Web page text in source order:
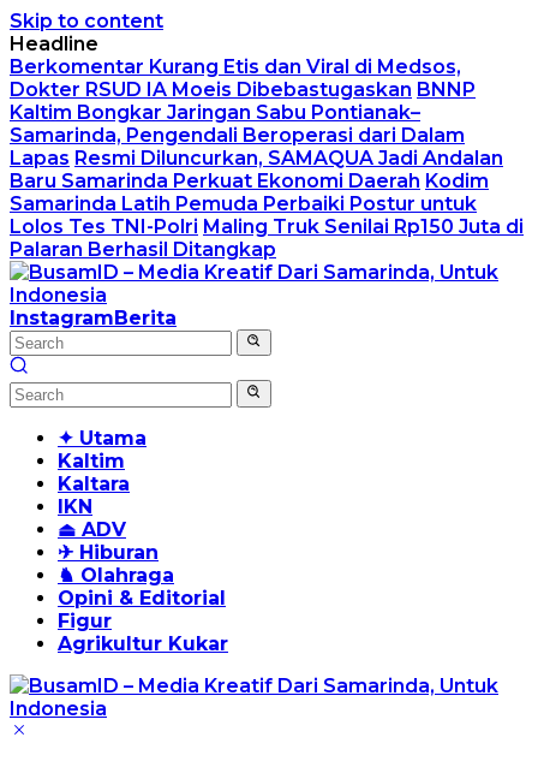
Skip to content
Headline
Berkomentar Kurang Etis dan Viral di Medsos,
Dokter RSUD IA Moeis Dibebastugaskan BNNP
Kaltim Bongkar Jaringan Sabu Pontianak–
Samarinda, Pengendali Beroperasi dari Dalam
Lapas Resmi Diluncurkan, SAMAQUA Jadi Andalan
Baru Samarinda Perkuat Ekonomi Daerah Kodim
Samarinda Latih Pemuda Perbaiki Postur untuk
Lolos Tes TNI-Polri Maling Truk Senilai Rp150 Juta di
Palaran Berhasil Ditangkap
InstagramBerita
✦ Utama
Kaltim
Kaltara
IKN
⏏ ADV
✈ Hiburan
♞ Olahraga
Opini & Editorial
Figur
Agrikultur Kukar